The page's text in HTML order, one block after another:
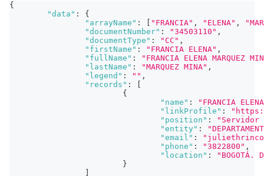
{
"data" :
{
"arrayName" : "FRANCIA" , "ELENA" ,
"documentNumber" : "34503110" ,
"documentType" : "CC" ,
"firstName" : "FRANCIA ELENA" ,
"fullName" :
"FRANCIA ELENA MARQUEZ
"lastName" : "MARQUEZ MINA" ,
"legend" : "" ,
"records" :
{
"name" :
"FRANCIA
"linkProfile" :
"position" :
"Servidor
"entity" :
"email" :
"phone" : "3822800" ,
"location" :
"BOGOTÁ.
}